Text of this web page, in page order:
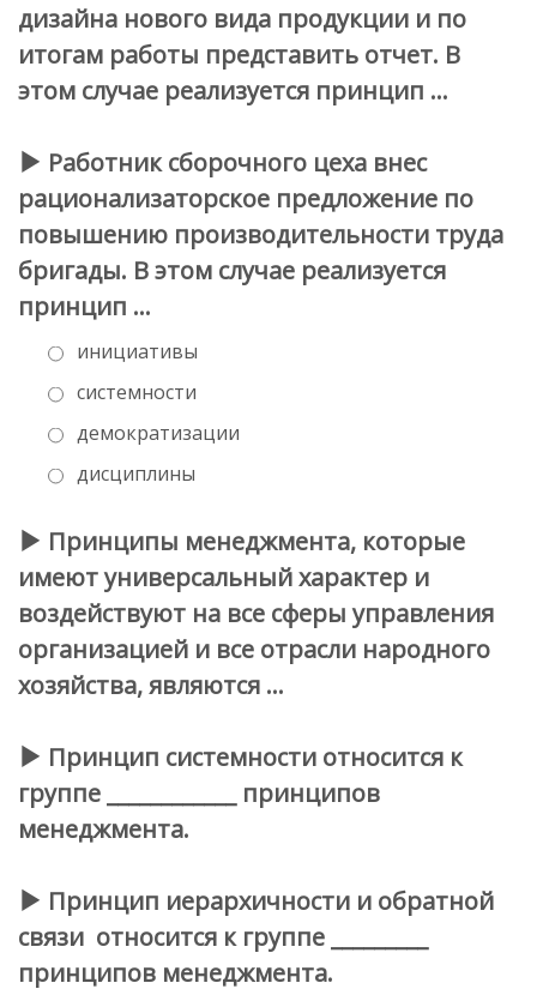
дизайна нового вида продукции и по
итогам работы представить отчет. В
этом случае реализуется принцип …
Работник сборочного цеха внес
рационализаторское предложение по
повышению производительности труда
бригады. В этом случае реализуется
принцип …
инициативы
системности
демократизации
дисциплины
Принципы менеджмента, которые
имеют универсальный характер и
воздействуют на все сферы управления
организацией и все отрасли народного
хозяйства, являются …
Принцип системности относится к
группе ____________ принципов
менеджмента.
Принцип иерархичности и обратной
связи относится к группе _________
принципов менеджмента.